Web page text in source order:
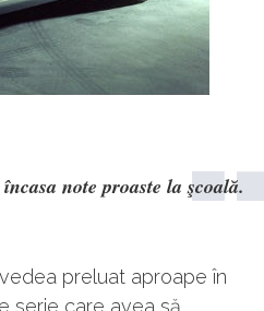
note proaste la şcoală.
preluat aproape în
serie care avea să